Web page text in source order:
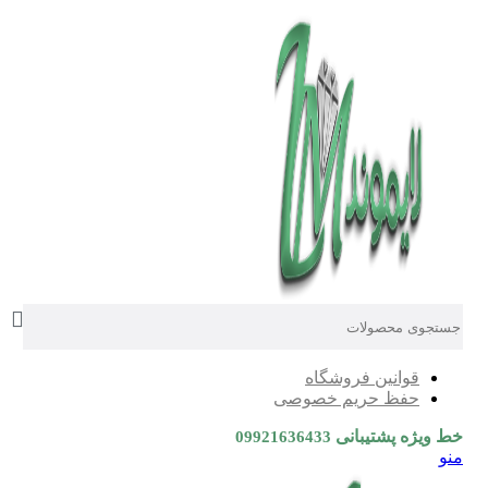
قوانین فروشگاه
حفظ حریم خصوصی
خط ویژه پشتیبانی 09921636433
منو